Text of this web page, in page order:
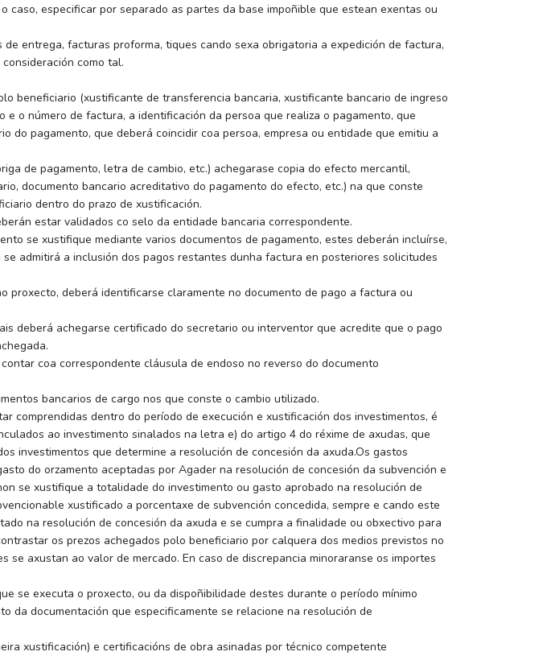
especificar por separado as partes da base impoñible que estean exentas ou
entrega, facturas proforma, tiques cando sexa obrigatoria a expedición de factura,
como tal.
beneficiario (xustificante de transferencia bancaria, xustificante bancario de ingreso
o número de factura, a identificación da persoa que realiza o pagamento, que
do pagamento, que deberá coincidir coa persoa, empresa ou entidade que emitiu a
de pagamento, letra de cambio, etc.) achegarase copia do efecto mercantil,
documento bancario acreditativo do pagamento do efecto, etc.) na que conste
dentro do prazo de xustificación.
estar validados co selo da entidade bancaria correspondente.
se xustifique mediante varios documentos de pagamento, estes deberán incluírse,
admitirá a inclusión dos pagos restantes dunha factura en posteriores solicitudes
deberá identificarse claramente no documento de pago a factura ou
deberá achegarse certificado do secretario ou interventor que acredite que o pago
coa correspondente cláusula de endoso no reverso do documento
bancarios de cargo nos que conste o cambio utilizado.
comprendidas dentro do período de execución e xustificación dos investimentos, é
ao investimento sinalados na letra e) do artigo 4 do réxime de axudas, que
investimentos que determine a resolución de concesión da axuda.Os gastos
do orzamento aceptadas por Agader na resolución de concesión da subvención e
se xustifique a totalidade do investimento ou gasto aprobado na resolución de
xustificado a porcentaxe de subvención concedida, sempre e cando este
na resolución de concesión da axuda e se cumpra a finalidade ou obxectivo para
os prezos achegados polo beneficiario por calquera dos medios previstos no
axustan ao valor de mercado. En caso de discrepancia minoraranse os importes
se executa o proxecto, ou da dispoñibilidade destes durante o período mínimo
da documentación que especificamente se relacione na resolución de
xustificación) e certificacións de obra asinadas por técnico competente